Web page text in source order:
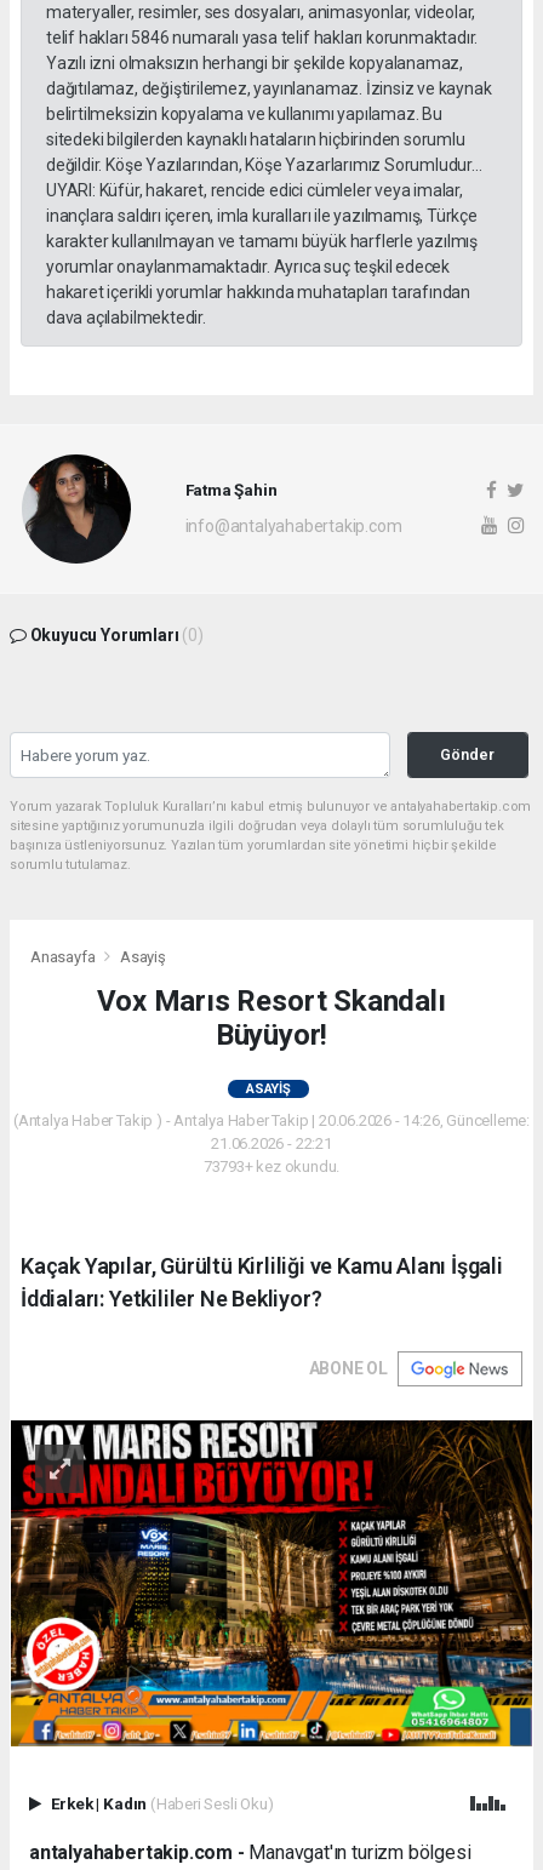
materyaller, resimler, ses dosyaları, animasyonlar, videolar,
telif hakları 5846 numaralı yasa telif hakları korunmaktadır.
Yazılı izni olmaksızın herhangi bir şekilde kopyalanamaz,
dağıtılamaz, değiştirilemez, yayınlanamaz. İzinsiz ve kaynak
belirtilmeksizin kopyalama ve kullanımı yapılamaz. Bu
sitedeki bilgilerden kaynaklı hataların hiçbirinden sorumlu
değildir. Köşe Yazılarından, Köşe Yazarlarımız Sorumludur...
UYARI: Küfür, hakaret, rencide edici cümleler veya imalar,
inançlara saldırı içeren, imla kuralları ile yazılmamış, Türkçe
karakter kullanılmayan ve tamamı büyük harflerle yazılmış
yorumlar onaylanmamaktadır. Ayrıca suç teşkil edecek
hakaret içerikli yorumlar hakkında muhatapları tarafından
dava açılabilmektedir.
Fatma Şahin
info@antalyahabertakip.com
Okuyucu Yorumları (0)
Gönder
Yorum yazarak Topluluk Kuralları’nı kabul etmiş bulunuyor ve antalyahabertakip.com
sitesine yaptığınız yorumunuzla ilgili doğrudan veya dolaylı tüm sorumluluğu tek
başınıza üstleniyorsunuz. Yazılan tüm yorumlardan site yönetimi hiçbir şekilde
sorumlu tutulamaz.
Anasayfa Asayiş
Vox Marıs Resort Skandalı
Büyüyor!
ASAYIŞ
(Antalya Haber Takip ) - Antalya Haber Takip | 20.06.2026 - 14:26, Güncelleme:
21.06.2026 - 22:21
73793+ kez okundu.
Kaçak Yapılar, Gürültü Kirliliği ve Kamu Alanı İşgali
İddiaları: Yetkililer Ne Bekliyor?
ABONE OL
Erkek| Kadın (Haberi Sesli Oku)
antalyahabertakip.com - Manavgat'ın turizm bölgesi